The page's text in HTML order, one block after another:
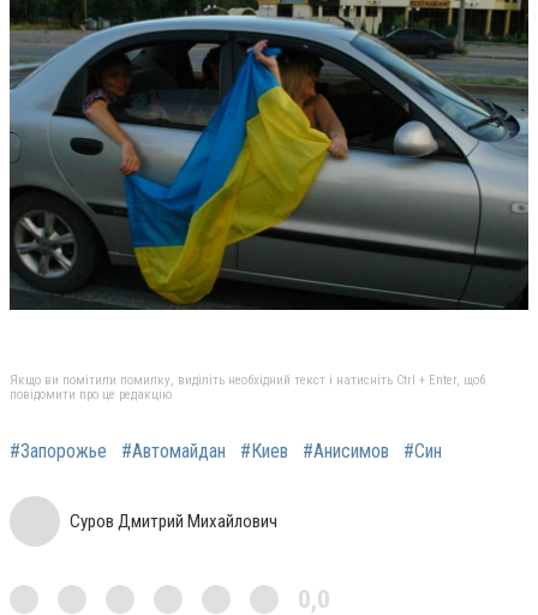
Якщо ви помітили помилку, виділіть необхідний текст і натисніть Ctrl + Enter, щоб
повідомити про це редакцію
#Запорожье #Автомайдан #Киев #Анисимов #Син
Суров Дмитрий Михайлович
0,0